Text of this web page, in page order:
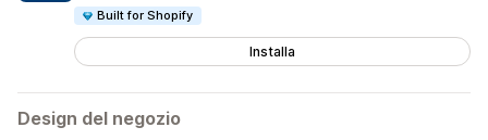
Built for Shopify
Installa
Design del negozio